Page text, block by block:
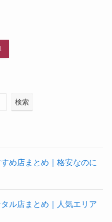
検索
め店まとめ｜格安なのに
ル店まとめ｜人気エリア